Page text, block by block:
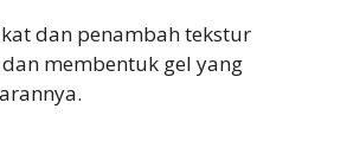
dan penambah tekstur
membentuk gel yang